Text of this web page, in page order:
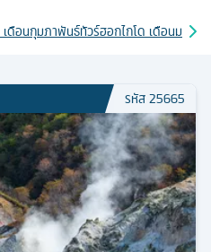
เดือนกุมภาพันธ์ทัวร์ฮอกไกโด เดือนมกรา
รหัส25665